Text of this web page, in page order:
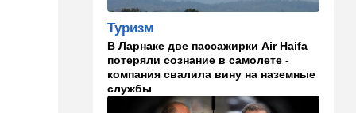
21:45 Мнения
И еще про Иран…
21:21 Общество
Главное забыл: летевший в
Израиль рейс оказался под
угрозой
Туризм
В Ларнаке две пассажирки Air Haifa
потеряли сознание в самолете -
компания свалила вину на наземные
службы